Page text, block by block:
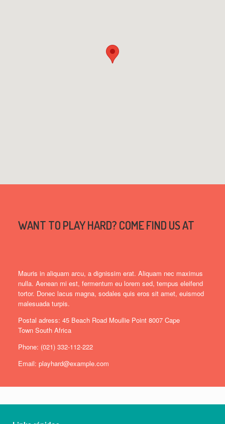
WANT TO PLAY HARD? COME FIND US AT
Mauris in aliquam arcu, a dignissim erat. Aliquam nec maximus
nulla. Aenean mi est, fermentum eu lorem sed, tempus eleifend
tortor. Donec lacus magna, sodales quis eros sit amet, euismod
malesuada turpis.
Postal adress: 45 Beach Road Moullie Point 8007 Cape
Town South Africa
Phone: (021) 332-112-222
Email: playhard@example.com